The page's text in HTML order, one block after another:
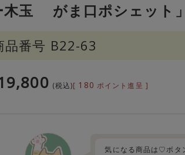
木玉 がま口ポシェット」
品番号 B22-63
税込 [ 180 ポイント進呈 ]
気になる商品は♡ボタ